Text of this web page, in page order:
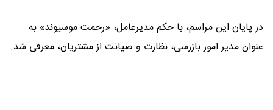
در پایان این مراسم، با حکم مدیرعامل، «رحمت موسیوند» به
عنوان مدیر امور بازرسی، نظارت و صیانت از مشتریان، معرفی شد.